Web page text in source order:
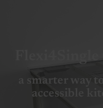
a smarter way
accessible